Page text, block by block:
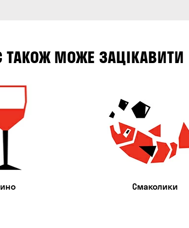
ТАКОЖ МОЖЕ ЗАЦІКАВИТИ
Смаколики